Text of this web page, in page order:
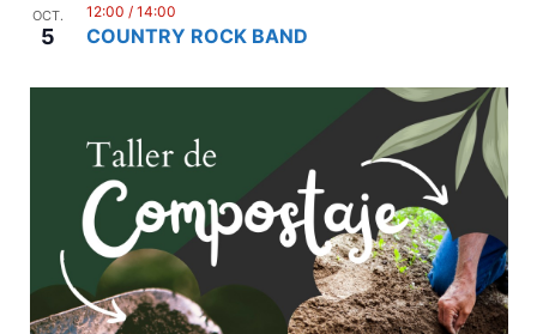
OCT.
5 COUNTRY ROCK BAND
12:00 / 14:00